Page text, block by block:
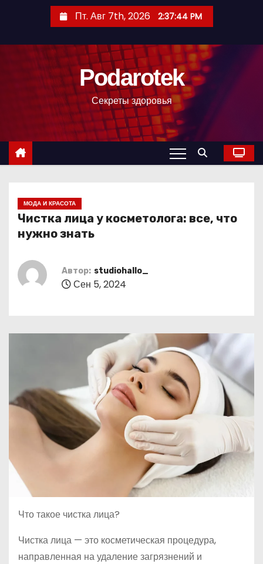
с
Пт. Авг 7th, 2026 2:37:46 PM
Podarotek
Секреты здоровья
МОДА И КРАСОТА
Чистка лица у косметолога: все, что
нужно знать
Автор: studiohallo_
Сен 5, 2024
Что такое чистка лица?
Чистка лица — это косметическая процедура,
направленная на удаление загрязнений и